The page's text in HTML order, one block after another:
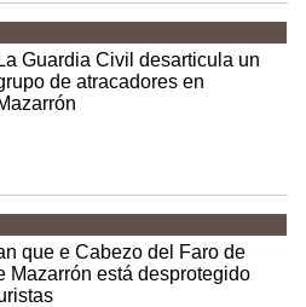
La Guardia Civil desarticula un
de atracadores en
que e Cabezo del Faro de
Mazarrón está desprotegido